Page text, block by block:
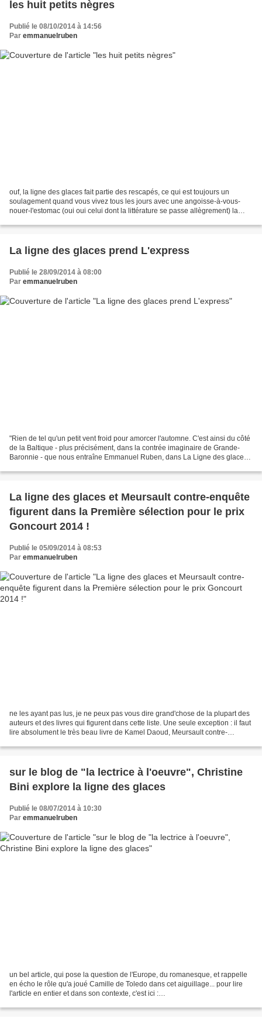
les huit petits nègres
Publié le 08/10/2014 à 14:56
Par emmanuelruben
ouf, la ligne des glaces fait partie des rescapés, ce qui est toujours un
soulagement quand vous vivez tous les jours avec une angoisse-à-vous-
nouer-l'estomac (oui oui celui dont la littérature se passe allègrement) la
La ligne des glaces prend L'express
Publié le 28/09/2014 à 08:00
Par emmanuelruben
"Rien de tel qu'un petit vent froid pour amorcer l'automne. C'est ainsi du côté
de la Baltique - plus précisément, dans la contrée imaginaire de Grande-
Baronnie - que nous entraîne Emmanuel Ruben, dans La Ligne des glaces."
La ligne des glaces et Meursault contre-enquête
figurent dans la Première sélection pour le prix
Goncourt 2014 !
Publié le 05/09/2014 à 08:53
Par emmanuelruben
ne les ayant pas lus, je ne peux pas vous dire grand'chose de la plupart des
auteurs et des livres qui figurent dans cette liste. Une seule exception : il faut
lire absolument le très beau livre de Kamel Daoud, Meursault contre-
sur le blog de "la lectrice à l'oeuvre", Christine
Bini explore la ligne des glaces
Publié le 08/07/2014 à 10:30
Par emmanuelruben
un bel article, qui pose la question de l'Europe, du romanesque, et rappelle
en écho le rôle qu'a joué Camille de Toledo dans cet aiguillage... pour lire
l'article en entier et dans son contexte, c'est ici :
ruben.html?spref=fb...